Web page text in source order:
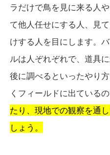
ラだけで鳥を見に来る人
て他人任せにする人、見
けする人を目にします。
ルは人ぞれぞれで、道具
後に調べるといったやり
くフィールドに出ているの
たり、現地での観察を通
しょう。